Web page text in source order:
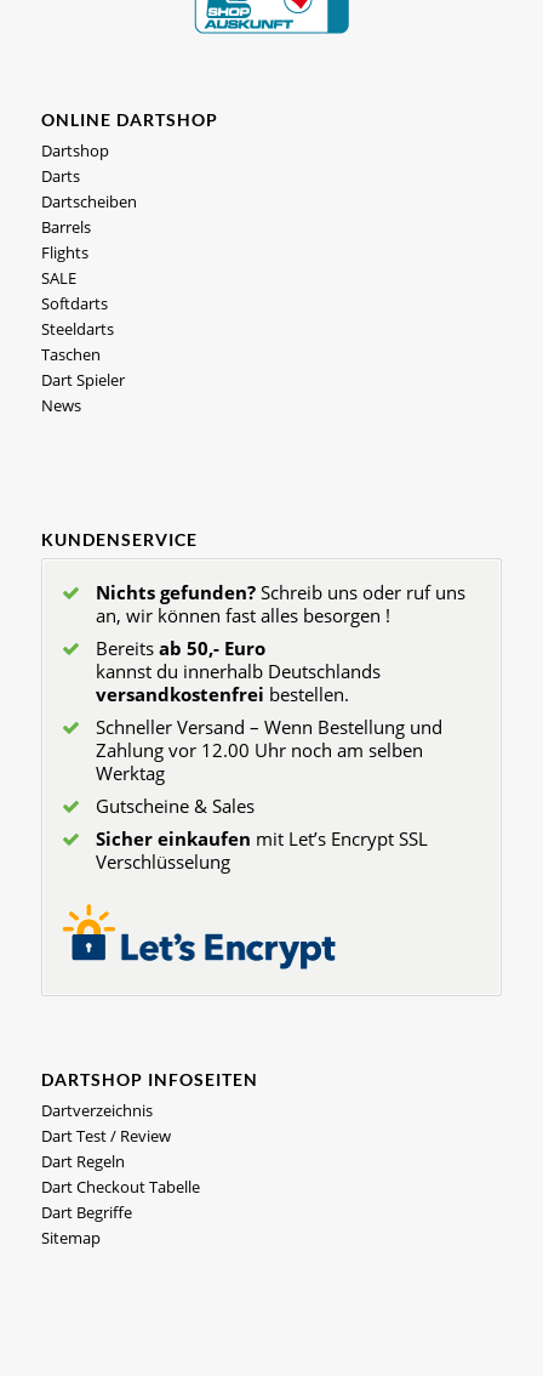
ONLINE DARTSHOP
Dartshop
Darts
Dartscheiben
Barrels
Flights
SALE
Softdarts
Steeldarts
Taschen
Dart Spieler
News
KUNDENSERVICE
Nichts gefunden?Schreib uns oder ruf uns
an, wir können fast alles besorgen !
Bereits ab 50,- Euro
kannst du innerhalb Deutschlands
versandkostenfrei bestellen.
Schneller Versand – Wenn Bestellung und
Zahlung vor 12.00 Uhr noch am selben
Werktag
Gutscheine & Sales
Sicher einkaufen mit Let’s Encrypt SSL
Verschlüsselung
DARTSHOP INFOSEITEN
Dartverzeichnis
Dart Test / Review
Dart Regeln
Dart Checkout Tabelle
Dart Begriffe
Sitemap